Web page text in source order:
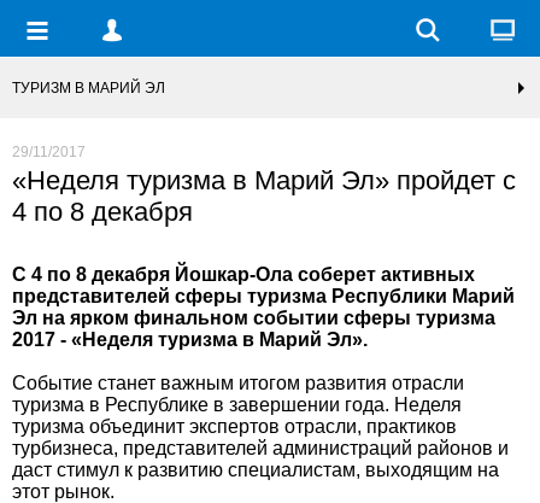
ТУРИЗМ В МАРИЙ ЭЛ
29/11/2017
«Неделя туризма в Марий Эл» пройдет с
4 по 8 декабря
С 4 по 8 декабря Йошкар-Ола соберет активных
представителей сферы туризма Республики Марий
Эл на ярком финальном событии сферы туризма
2017 - «Неделя туризма в Марий Эл».
Событие станет важным итогом развития отрасли
туризма в Республике в завершении года. Неделя
туризма объединит экспертов отрасли, практиков
турбизнеса, представителей администраций районов и
даст стимул к развитию специалистам, выходящим на
этот рынок.